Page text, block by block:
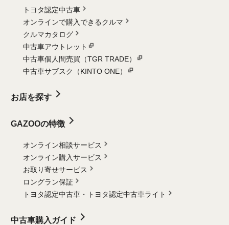
トヨタ認定中古車
オンラインで購入できるクルマ
クルマカタログ
中古車アウトレット
中古車個人間売買（TGR TRADE）
中古車サブスク（KINTO ONE）
お店を探す
GAZOOの特徴
オンライン相談サービス
オンライン購入サービス
お取り寄せサービス
ロングラン保証
トヨタ認定中古車・
トヨタ認定中古車ライト
中古車購入ガイド